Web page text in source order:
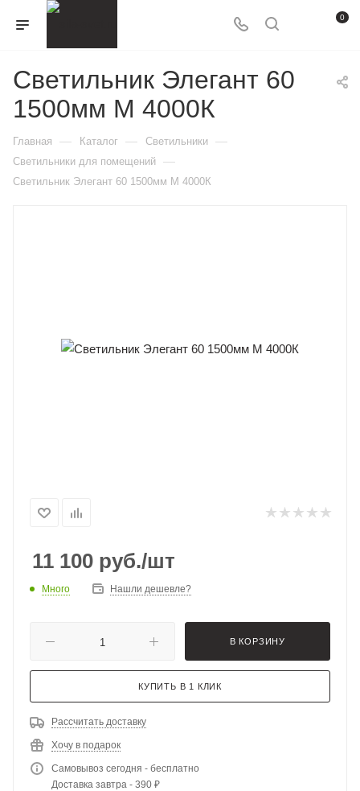
0
Светильник Элегант 60
1500мм M 4000К
Главная — Каталог — Светильники —
Светильники для помещений —
Светильник Элегант 60 1500мм M 4000К
11 100 руб./шт
Много Нашли дешевле?
В КОРЗИНУ
КУПИТЬ В 1 КЛИК
Рассчитать доставку
Хочу в подарок
Самовывоз сегодня - бесплатно
Доставка завтра - 390 ₽